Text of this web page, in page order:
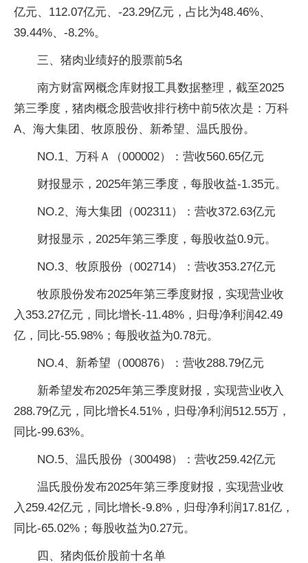
亿元、112.07亿元、-23.29亿元，占比为48.46%、
39.44%、-8.2%。
三、猪肉业绩好的股票前5名
南方财富网概念库财报工具数据整理，截至2025
第三季度，猪肉概念股营收排行榜中前5依次是：万科
A、海大集团、牧原股份、新希望、温氏股份。
NO.1、万科Ａ（000002）：营收560.65亿元
财报显示，2025年第三季度，每股收益-1.35元。
NO.2、海大集团（002311）：营收372.63亿元
财报显示，2025年第三季度，每股收益0.9元。
NO.3、牧原股份（002714）：营收353.27亿元
牧原股份发布2025年第三季度财报，实现营业收
入353.27亿元，同比增长-11.48%，归母净利润42.49
亿，同比-55.98%；每股收益为0.78元。
NO.4、新希望（000876）：营收288.79亿元
新希望发布2025年第三季度财报，实现营业收入
288.79亿元，同比增长4.51%，归母净利润512.55万，
同比-99.63%。
NO.5、温氏股份（300498）：营收259.42亿元
温氏股份发布2025年第三季度财报，实现营业收
入259.42亿元，同比增长-9.8%，归母净利润17.81亿，
同比-65.02%；每股收益为0.27元。
四、猪肉低价股前十名单